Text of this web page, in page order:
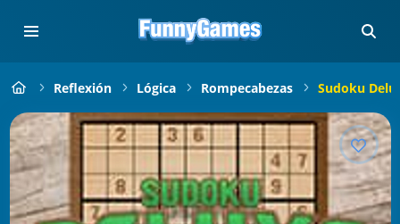
Reflexión Lógica Rompecabezas Sudoku